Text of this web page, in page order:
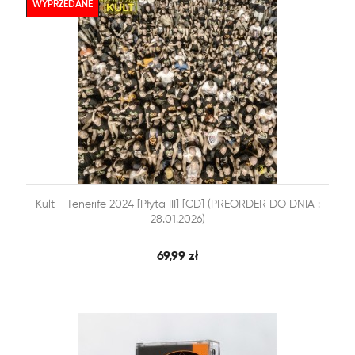
 DODAJ DO KOSZYKA SZYBKI PODGLĄD
Kult - Tenerife 2024 [Płyta III] [CD] (PREORDER DO DNIA :
28.01.2026)
69,99 zł
WYPRZEDANE